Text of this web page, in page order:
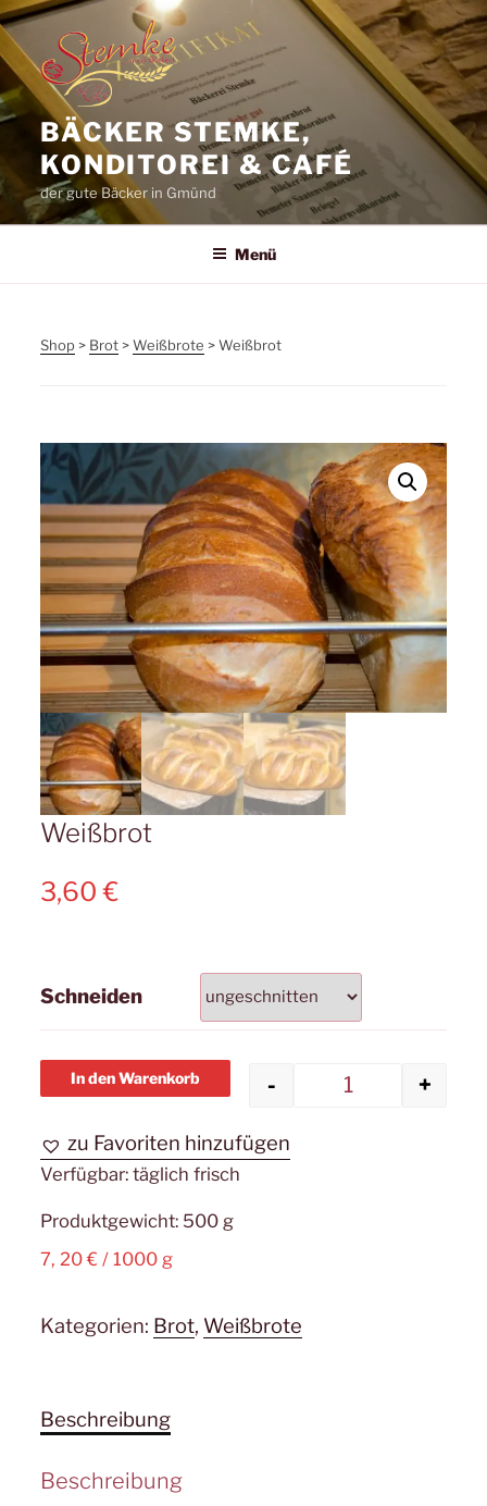
Zum
Inhalt
springen
BÄCKER STEMKE,
KONDITOREI & CAFÉ
der gute Bäcker in Gmünd
Menü
Shop > Brot>Weißbrote > Weißbrot
Weißbrot
3,60€
Schneiden
Weißbrot
- +
In den Warenkorb
zu Favoriten hinzufügen
Verfügbar: täglich frisch
Produktgewicht: 500 g
7, 20€ / 1000 g
Kategorien: Brot, Weißbrote
Beschreibung
Beschreibung